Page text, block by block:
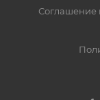
Соглашение